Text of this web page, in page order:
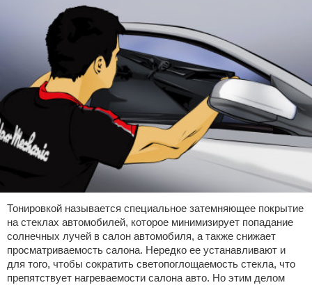
Тонировкой называется специальное затемняющее покрытие
на стеклах автомобилей, которое минимизирует попадание
солнечных лучей в салон автомобиля, а также снижает
просматриваемость салона. Нередко ее устанавливают и
для того, чтобы сократить светопоглощаемость стекла, что
препятствует нагреваемости салона авто. Но этим делом